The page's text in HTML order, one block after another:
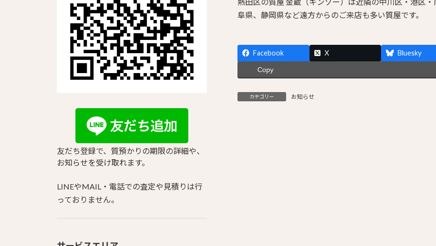
阜県、静岡県など遠方からのご来店も多い質屋です。
Facebook X Bluesky
Copy
カテゴリー お知らせ
友だち登録で、質預かりの期限の詳細や、
お知らせを受け取れます。
LINEやMAIL・電話での査定や見積りは行
っておりません。